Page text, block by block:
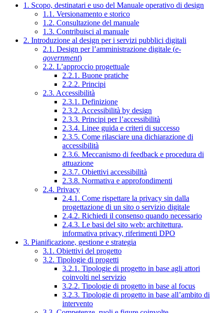
1. Scopo, destinatari e uso del Manuale operativo di design
1.1. Versionamento e storico
1.2. Consultazione del manuale
1.3. Contribuisci al manuale
2. Introduzione al design per i servizi pubblici digitali
2.1. Design per l’amministrazione digitale (e-
government)
2.2. L’approccio progettuale
2.2.1. Buone pratiche
2.2.2. Principi
2.3. Accessibilità
2.3.1. Definizione
2.3.2. Accessibilità by design
2.3.3. Principi per l’accessibilità
2.3.4. Linee guida e criteri di successo
2.3.5. Come rilasciare una dichiarazione di
accessibilità
2.3.6. Meccanismo di feedback e procedura di
attuazione
2.3.7. Obiettivi accessibilità
2.3.8. Normativa e approfondimenti
2.4. Privacy
2.4.1. Come rispettare la privacy sin dalla
progettazione di un sito o servizio digitale
2.4.2. Richiedi il consenso quando necessario
2.4.3. Le basi del sito web: architettura,
informativa privacy, riferimenti DPO
3. Pianificazione, gestione e strategia
3.1. Obiettivi del progetto
3.2. Tipologie di progetti
3.2.1. Tipologie di progetto in base agli attori
coinvolti nel servizio
3.2.2. Tipologie di progetto in base al focus
3.2.3. Tipologie di progetto in base all’ambito di
intervento